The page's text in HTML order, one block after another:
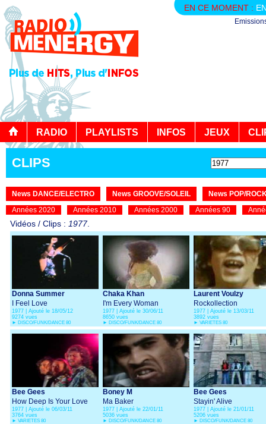
EN CE MOMENT :
RADIO PLAYLISTS INFOS JEUX
CLIPS
News DANCE/ELECTRO News GROOVE/SOLEIL
News POP/
Années 2020
Années 2010 Années 2000 Années 90
Vidéos / Clips : 1977.
Donna Summer
I Feel Love
1977 | Ajouté le 18/05/12
9274 vues
► DISCO/FUNK/DANCE 80
Chaka Khan
I'm Every Woman
1977 | Ajouté le 30/06/11
8650 vues
► DISCO/FUNK/DANCE 80
Laurent Voulzy
Rockollection
1977 | Ajouté le 13/03/11
3892 vues
► VARIETES 80
Bee Gees
How Deep Is Your Love
1977 | Ajouté le 06/03/11
3764 vues
► VARIETES 80
Boney M
Ma Baker
1977 | Ajouté le 22/01/11
5036 vues
► DISCO/FUNK/DANCE 80
Bee Gees
Stayin' Alive
1977 | Ajouté le 21/01/11
5206 vues
► DISCO/FUNK/DANCE 80